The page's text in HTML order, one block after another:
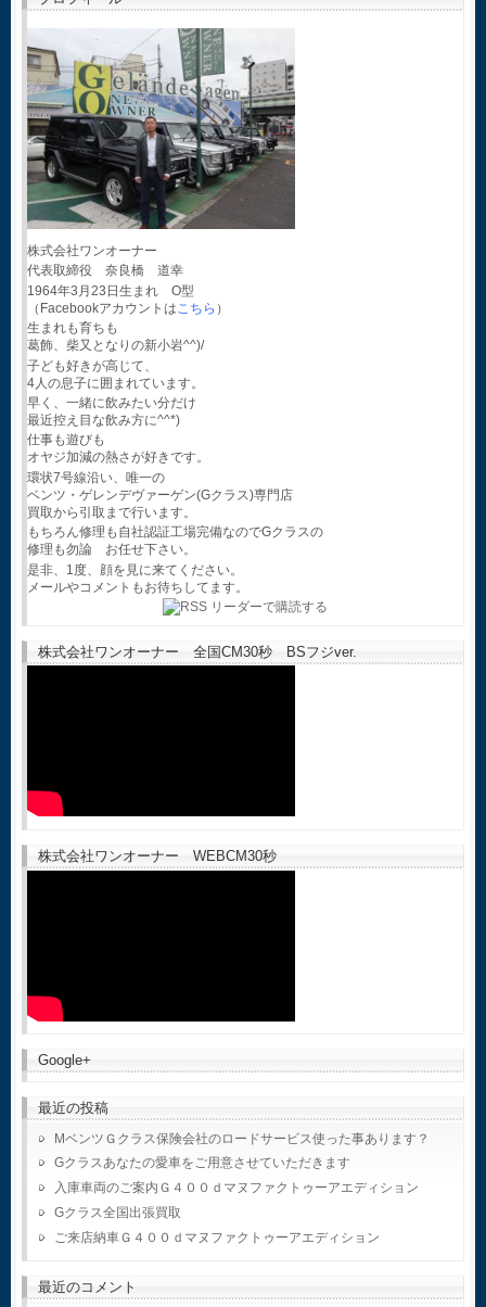
株式会社ワンオーナー
代表取締役 奈良橋 道幸
1964年3月23日生まれ O型
（Facebookアカウントはこちら ）
生まれも育ちも
葛飾、柴又となりの新小岩^^)/
子ども好きが高じて、
4人の息子に囲まれています。
早く、一緒に飲みたい分だけ
最近控え目な飲み方に^^*)
仕事も遊びも
オヤジ加減の熱さが好きです。
環状7号線沿い、唯一の
ベンツ・ゲレンデヴァーゲン(Gクラス)専門店
買取から引取まで行います。
もちろん修理も自社認証工場完備なのでGクラスの
修理も勿論 お任せ下さい。
是非、1度、顔を見に来てください。
メールやコメントもお待ちしてます。
株式会社ワンオーナー 全国CM30秒 BSフジver.
株式会社ワンオーナー WEBCM30秒
Google+
最近の投稿
MベンツＧクラス保険会社のロードサービス使った事あります？
Gクラスあなたの愛車をご用意させていただきます
入庫車両のご案内Ｇ４００ｄマヌファクトゥーアエディション
Gクラス全国出張買取
ご来店納車Ｇ４００ｄマヌファクトゥーアエディション
最近のコメント